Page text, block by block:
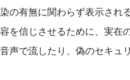
の有無に関わらず表示され
を信じさせるために、実在
声で流したり、偽のセキュ